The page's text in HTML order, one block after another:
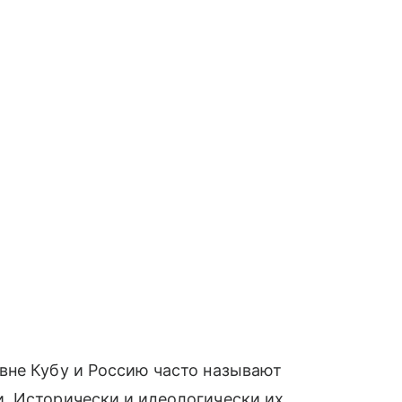
Кубу и Россию часто называют